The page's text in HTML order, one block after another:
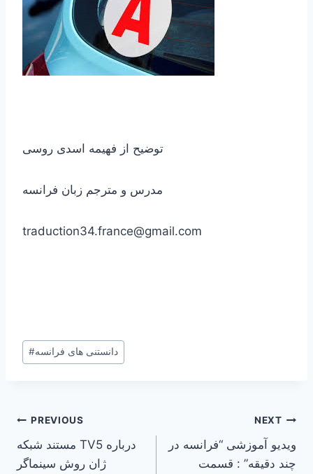
توضیح از فهیمه اسدی روسی
مدرس و مترجم زبان فرانسه
traduction34.france@gmail.com
Post
Tags:
#دانستنی های فرانسه
Post
navigation
PREVIOUS
مستند شبکه TV5 درباره
ژان روش سینماگر
NEXT
ویدیو آموزشی “فرانسه در
چند دقیقه” : قسمت